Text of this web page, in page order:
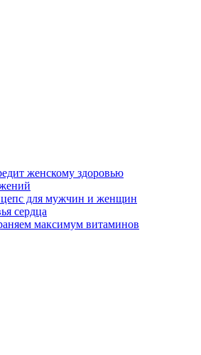
женскому здоровью
для мужчин и женщин
сердца
максимум витаминов